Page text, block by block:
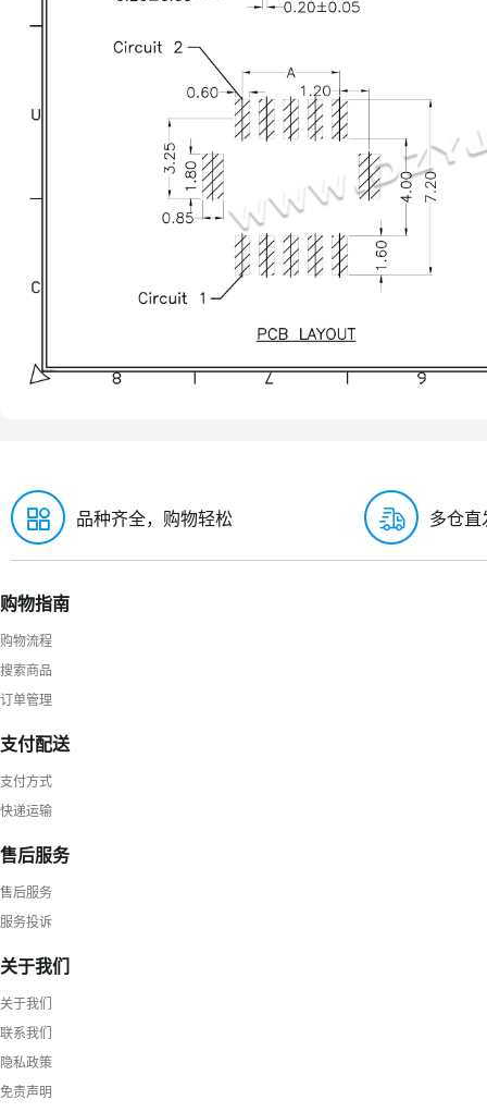
品种齐全，购物轻松 多仓直
购物指南
购物流程
搜索商品
订单管理
支付配送
支付方式
快递运输
售后服务
售后服务
服务投诉
关于我们
关于我们
联系我们
隐私政策
免责声明